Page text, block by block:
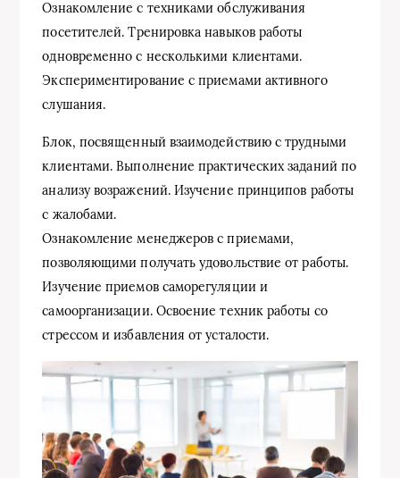
Ознакомление с техниками обслуживания
посетителей. Тренировка навыков работы
одновременно с несколькими клиентами.
Экспериментирование с приемами активного
слушания.
Блок, посвященный взаимодействию с трудными
клиентами. Выполнение практических заданий по
анализу возражений. Изучение принципов работы
с жалобами.
Ознакомление менеджеров с приемами,
позволяющими получать удовольствие от работы.
Изучение приемов саморегуляции и
самоорганизации. Освоение техник работы со
стрессом и избавления от усталости.